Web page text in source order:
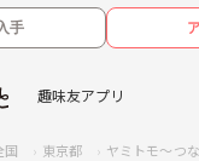
手
趣味友アプリ
国 東京都 ヤミトモ～つ